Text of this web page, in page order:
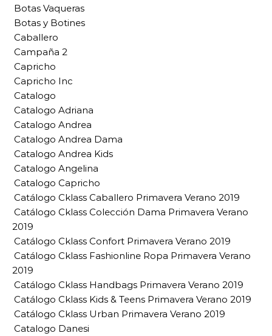
Botas Vaqueras
Botas y Botines
Caballero
Campaña 2
Capricho
Capricho Inc
Catalogo
Catalogo Adriana
Catalogo Andrea
Catalogo Andrea Dama
Catalogo Andrea Kids
Catalogo Angelina
Catalogo Capricho
Catálogo Cklass Caballero Primavera Verano 2019
Catálogo Cklass Colección Dama Primavera Verano
2019
Catálogo Cklass Confort Primavera Verano 2019
Catálogo Cklass Fashionline Ropa Primavera Verano
2019
Catálogo Cklass Handbags Primavera Verano 2019
Catálogo Cklass Kids & Teens Primavera Verano 2019
Catálogo Cklass Urban Primavera Verano 2019
Catalogo Danesi